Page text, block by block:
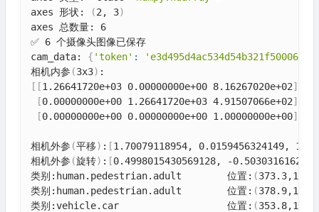
axes 形状:
(2, 3)
axes 总数量: 6
✅ 6 个摄像头图像已保存
cam_data: { 'token' :
相机内参 (3x3)
[ [1.26641720e+03 0.00000000e+00 8.16267020e+02]
[0.00000000e+00 1.26641720e+03 4.91507066e+02]
[0.00000000e+00 0.00000000e+00 1.00000000e+00]
相机外参 (平移) : [1.70079118954, 0.0159456324149,
相机外参 (旋转) : [0.4998015430569128, -
类别:human.pedestrian.adult        位置: (
类别:human.pedestrian.adult        位置: (
类别:vehicle.car                   位置: (